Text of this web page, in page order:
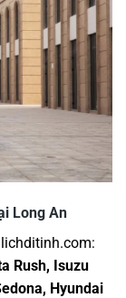
Long An
Rush, Isuzu
Hyundai